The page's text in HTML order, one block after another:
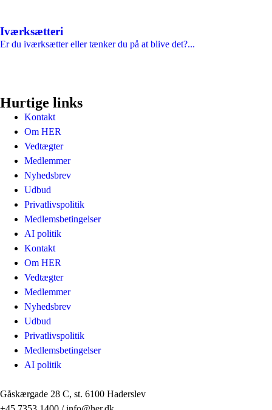
Iværksætteri
Er du iværksætter eller tænker du på at blive det?...
Hurtige links
Kontakt
Om HER
Vedtægter
Medlemmer
Nyhedsbrev
Udbud
Privatlivspolitik
Medlemsbetingelser
AI politik
Kontakt
Om HER
Vedtægter
Medlemmer
Nyhedsbrev
Udbud
Privatlivspolitik
Medlemsbetingelser
AI politik
Gåskærgade 28 C, st. 6100 Haderslev